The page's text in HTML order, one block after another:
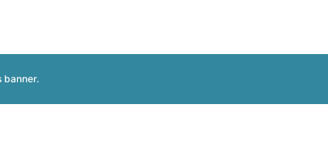
banner.